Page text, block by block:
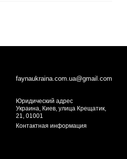
faynaukraina.com.ua@gmail.com
Юридический адрес
Украина, Киев, улица Крещатик,
21, 01001
Контактная информация